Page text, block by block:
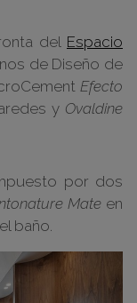
del Espacio
de Diseño de
Efecto
y Ovaldine
por dos
Mateen
baño.